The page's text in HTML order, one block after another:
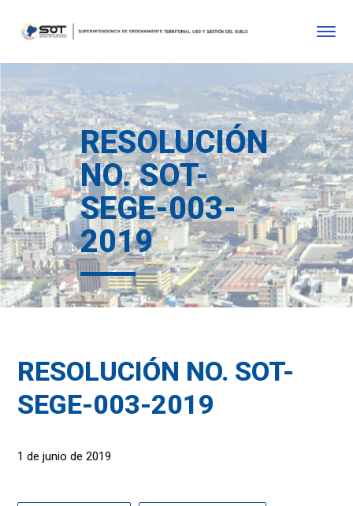
RESOLUCIÓN
NO. SOT-
SEGE-003-
2019
RESOLUCIÓN NO. SOT-
SEGE-003-2019
1 de junio de 2019